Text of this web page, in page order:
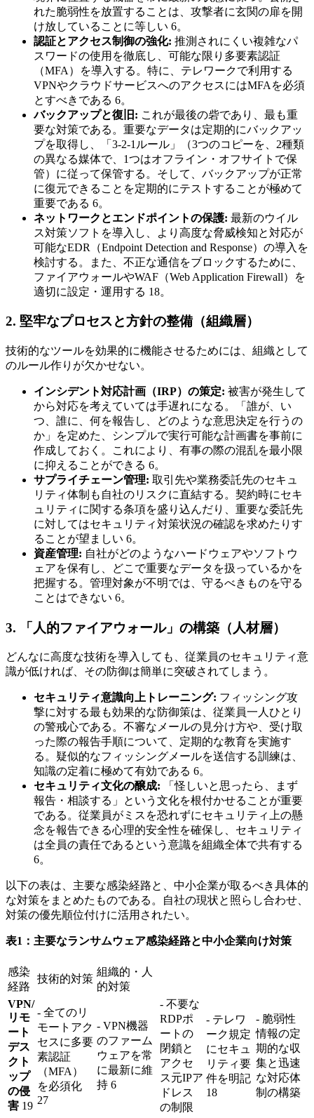
れた脆弱性を放置することは、攻撃者に玄関の扉を開
け放していることに等しい 6。
認証とアクセス制御の強化: 推測されにくい複雑なパ
スワードの使用を徹底し、可能な限り多要素認証
（MFA）を導入する。特に、テレワークで利用する
VPNやクラウドサービスへのアクセスにはMFAを必須
とすべきである 6。
バックアップと復旧: これが最後の砦であり、最も重
要な対策である。重要なデータは定期的にバックアッ
プを取得し、「3-2-1ルール」（3つのコピーを、2種類
の異なる媒体で、1つはオフライン・オフサイトで保
管）に従って保管する。そして、バックアップが正常
に復元できることを定期的にテストすることが極めて
重要である 6。
ネットワークとエンドポイントの保護: 最新のウイル
ス対策ソフトを導入し、より高度な脅威検知と対応が
可能なEDR（Endpoint Detection and Response）の導入を
検討する。また、不正な通信をブロックするために、
ファイアウォールやWAF（Web Application Firewall）を
適切に設定・運用する 18。
2. 堅牢なプロセスと方針の整備（組織層）
技術的なツールを効果的に機能させるためには、組織として
のルール作りが欠かせない。
インシデント対応計画（IRP）の策定: 被害が発生して
から対応を考えていては手遅れになる。「誰が、い
つ、誰に、何を報告し、どのような意思決定を行うの
か」を定めた、シンプルで実行可能な計画書を事前に
作成しておく。これにより、有事の際の混乱を最小限
に抑えることができる 6。
サプライチェーン管理: 取引先や業務委託先のセキュ
リティ体制も自社のリスクに直結する。契約時にセキ
ュリティに関する条項を盛り込んだり、重要な委託先
に対してはセキュリティ対策状況の確認を求めたりす
ることが望ましい 6。
資産管理: 自社がどのようなハードウェアやソフトウ
ェアを保有し、どこで重要なデータを扱っているかを
把握する。管理対象が不明では、守るべきものを守る
ことはできない 6。
3. 「人的ファイアウォール」の構築（人材層）
どんなに高度な技術を導入しても、従業員のセキュリティ意
識が低ければ、その防御は簡単に突破されてしまう。
セキュリティ意識向上トレーニング: フィッシング攻
撃に対する最も効果的な防御策は、従業員一人ひとり
の警戒心である。不審なメールの見分け方や、受け取
った際の報告手順について、定期的な教育を実施す
る。疑似的なフィッシングメールを送信する訓練は、
知識の定着に極めて有効である 6。
セキュリティ文化の醸成: 「怪しいと思ったら、まず
報告・相談する」という文化を根付かせることが重要
である。従業員がミスを恐れずにセキュリティ上の懸
念を報告できる心理的安全性を確保し、セキュリティ
は全員の責任であるという意識を組織全体で共有する
6。
以下の表は、主要な感染経路と、中小企業が取るべき具体的
な対策をまとめたものである。自社の現状と照らし合わせ、
対策の優先順位付けに活用されたい。
表1：主要なランサムウェア感染経路と中小企業向け対策
感染
経路
技術的対策
組織的・人
的対策
VPN/
リモ
ート
デス
クト
ップ
の侵
害 19
- 全てのリ
モートアク
セスに多要
素認証
（MFA）
を必須化
27
- VPN機器
のファーム
ウェアを常
に最新に維
持 6
- 不要な
RDPポ
ートの
閉鎖と
アクセ
ス元IPア
ドレス
の制限
- テレワ
ーク規定
にセキュ
リティ要
件を明記
18
- 脆弱性
情報の定
期的な収
集と迅速
な対応体
制の構築